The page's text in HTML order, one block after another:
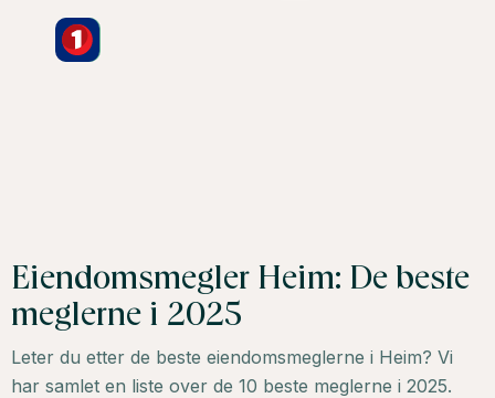
Eiendomsmegler Heim: De beste
meglerne i 2025
Leter du etter de beste eiendomsmeglerne i Heim? Vi
har samlet en liste over de 10 beste meglerne i 2025.